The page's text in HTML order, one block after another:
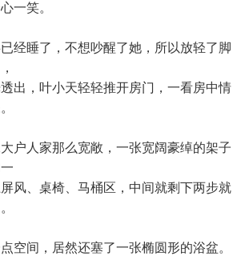
一笑。
睡了，不想吵醒了她，所以放轻了脚
出，叶小天轻轻推开房门，一看房中情
人家那么宽敞，一张宽阔豪绰的架子
风、桌椅、马桶区，中间就剩下两步就
间，居然还塞了一张椭圆形的浴盆。